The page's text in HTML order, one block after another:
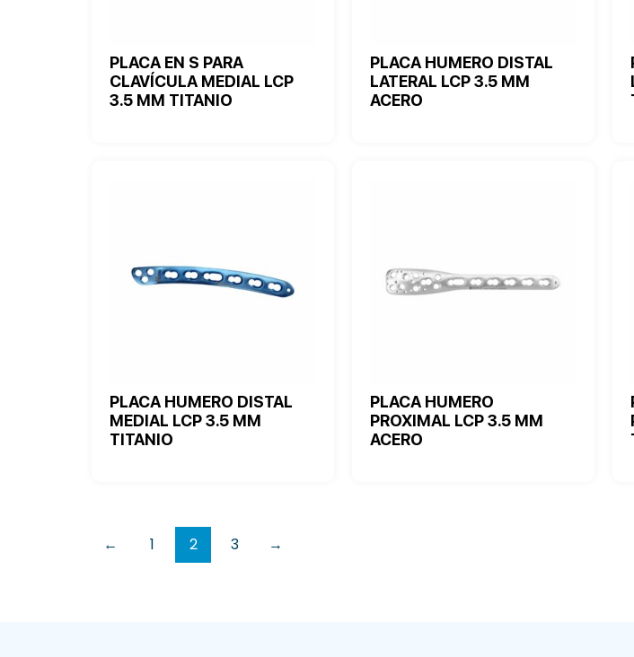
PLACA EN S PARA
CLAVÍCULA MEDIAL LCP
3.5 MM TITANIO
PLACA HUMERO DISTAL
LATERAL LCP 3.5 MM
ACERO
PLACA HUMERO DISTAL
MEDIAL LCP 3.5 MM
TITANIO
PLACA HUMERO
PROXIMAL LCP 3.5 MM
ACERO
← 1 2 3 →